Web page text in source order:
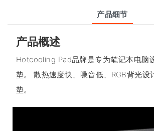
产品细节
产品概述
Hotcooling Pad品牌是专为笔记本电脑
垫。 散热速度快、噪音低、RGB背光设
垫。